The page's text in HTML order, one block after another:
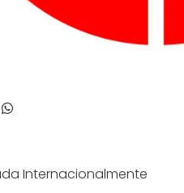
Internacionalmente